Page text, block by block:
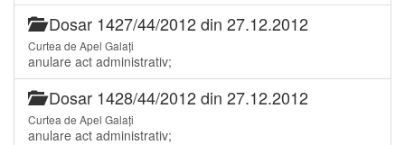
Dosar 1427/44/2012 din 27.12.2012
Curtea de Apel Galați
anulare act administrativ;
Dosar 1428/44/2012 din 27.12.2012
Curtea de Apel Galați
anulare act administrativ;